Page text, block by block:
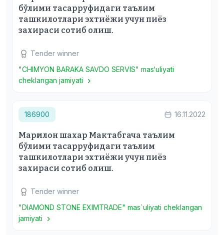
бўлими тасарруфидаги таълим
ташкилотлари эхтиёжи учун пиёз
захираси сотиб олиш.
Tender winner
"CHIMYON BARAKA SAVDO SERVIS" mas‘uliyati
cheklangan jamiyati
186900 16.11.2022
Марғилон шахар Мактабгача таълим
бўлими тасарруфидаги таълим
ташкилотлари эхтиёжи учун пиёз
захираси сотиб олиш.
Tender winner
"DIAMOND STONE EXIMTRADE" mas`uliyati cheklangan
jamiyati